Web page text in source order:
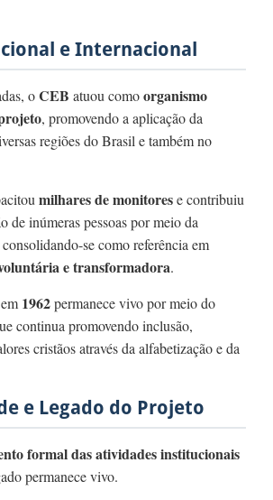
e Internacional
oCEB atuou comoorganismo
, promovendo a aplicação da
regiões do Brasil e também no
milhares de monitorese contribuiu
de inúmeras pessoas por meio da
consolidando-se como referência em
e transformadora.
1962permanece vivo por meio do
continua promovendo inclusão,
cristãos através da alfabetização e da
e Legado do Projeto
formal das atividades institucionais
permanece vivo.